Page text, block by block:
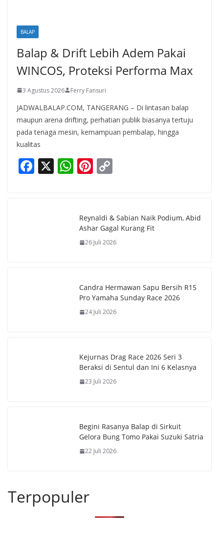
BALAP
Balap & Drift Lebih Adem Pakai
WINCOS, Proteksi Performa Max
3 Agustus 2026 Ferry Fansuri
JADWALBALAP.COM, TANGERANG – Di lintasan balap
maupun arena drifting, perhatian publik biasanya tertuju
pada tenaga mesin, kemampuan pembalap, hingga
kualitas
F X W
s
A
p
Pi
e
st
y
Li
n
Reynaldi & Sabian Naik Podium, Abid
Ashar Gagal Kurang Fit
26 Juli 2026
Candra Hermawan Sapu Bersih R15
Pro Yamaha Sunday Race 2026
24 Juli 2026
Kejurnas Drag Race 2026 Seri 3
Beraksi di Sentul dan Ini 6 Kelasnya
23 Juli 2026
Begini Rasanya Balap di Sirkuit
Gelora Bung Tomo Pakai Suzuki Satria
22 Juli 2026
Terpopuler